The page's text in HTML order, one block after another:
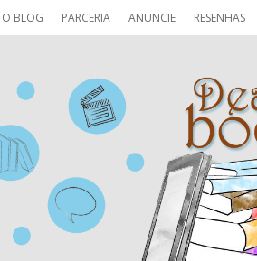
O BLOG PARCERIA ANUNCIE RESENHAS